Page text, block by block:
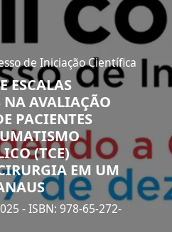
de Iniciação Científica
ESCALAS
AVALIAÇÃO
PACIENTES
(TCE)
EM UM
- ISBN: 978-65-272-